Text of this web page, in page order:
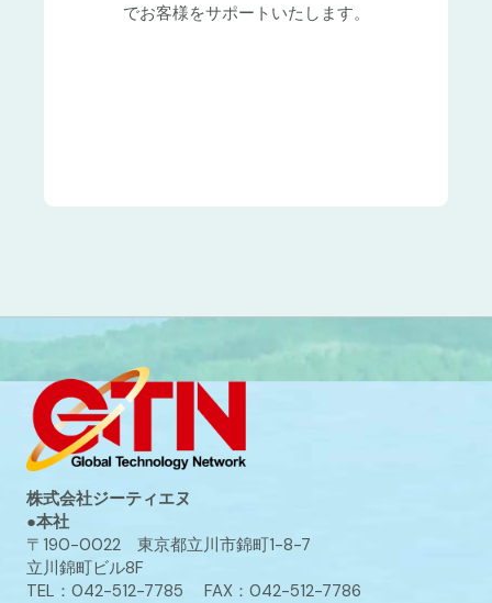
でお客様をサポートいたします。
株式会社ジーティエヌ
●本社
〒190-0022 東京都立川市錦町1-8-7
立川錦町ビル8F
TEL：042-512-7785 FAX：042-512-7786